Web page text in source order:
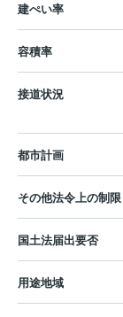
建ぺい率
容積率
接道状況
都市計画
その他法令上の制限
国土法届出要否
用途地域